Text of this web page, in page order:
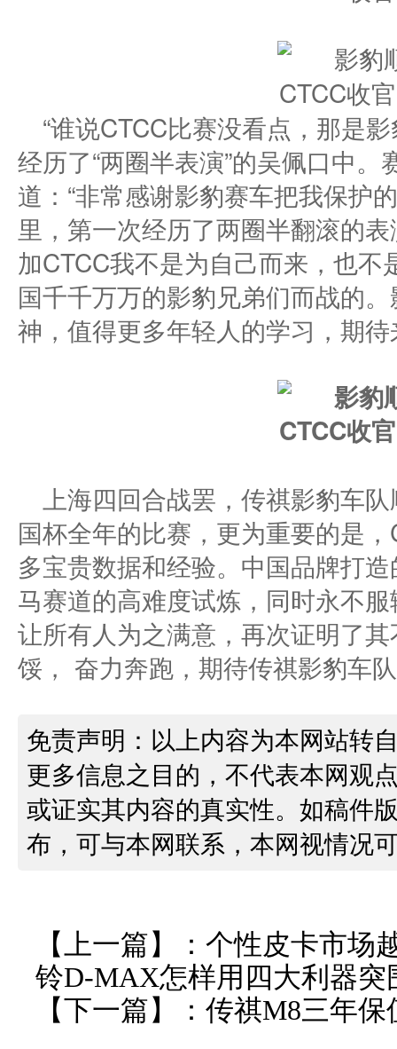
“谁说CTCC比赛没看点，那是
经历了“两圈半表演”的吴佩口中
道：“非常感谢影豹赛车把我保护
里，第一次经历了两圈半翻滚的
加CTCC我不是为自己而来，也
国千千万万的影豹兄弟们而战的
神，值得更多年轻人的学习，期待
上海四回合战罢，传祺影豹车
国杯全年的比赛，更为重要的是
多宝贵数据和经验。中国品牌打
马赛道的高难度试炼，同时永不
让所有人为之满意，再次证明了
馁， 奋力奔跑，期待传祺影豹车
免责声明：以上内容为本网站转
更多信息之目的，不代表本网观
或证实其内容的真实性。如稿件
布，可与本网联系，本网视情况
【上一篇】： 个性皮卡市场
铃D-MAX怎样用四大利器突
【下一篇】： 传祺M8三年保